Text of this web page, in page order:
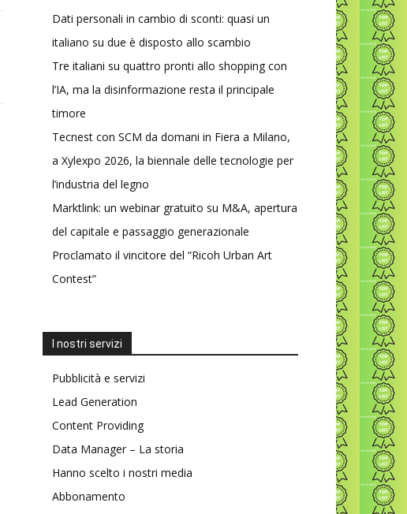
Dati personali in cambio di sconti: quasi un
italiano su due è disposto allo scambio
Tre italiani su quattro pronti allo shopping con
l’IA, ma la disinformazione resta il principale
timore
Tecnest con SCM da domani in Fiera a Milano,
a Xylexpo 2026, la biennale delle tecnologie per
l’industria del legno
Marktlink: un webinar gratuito su M&A, apertura
del capitale e passaggio generazionale
Proclamato il vincitore del “Ricoh Urban Art
Contest”
I nostri servizi
Pubblicità e servizi
Lead Generation
Content Providing
Data Manager – La storia
Hanno scelto i nostri media
Abbonamento